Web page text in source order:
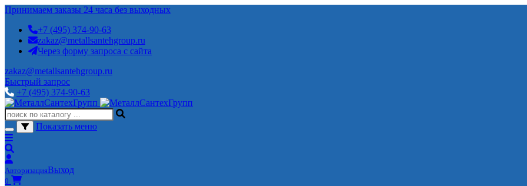
Принимаем заказы 24 часа без выходных
+7 (495) 374-90-63
zakaz@metallsantehgroup.ru
Через форму запроса с сайта
zakaz@metallsantehgroup.ru
Быстрый запрос
+7 (495) 374-90-63
Показать меню
АвторизацияВыход
0